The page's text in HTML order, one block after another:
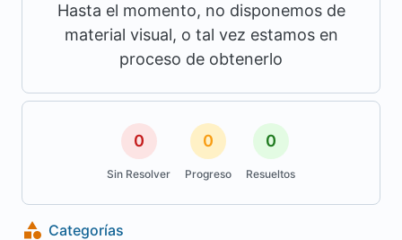
Hasta el momento, no disponemos de
material visual, o tal vez estamos en
proceso de obtenerlo
0
Sin Resolver
0
Progreso
0
Resueltos
Categorías